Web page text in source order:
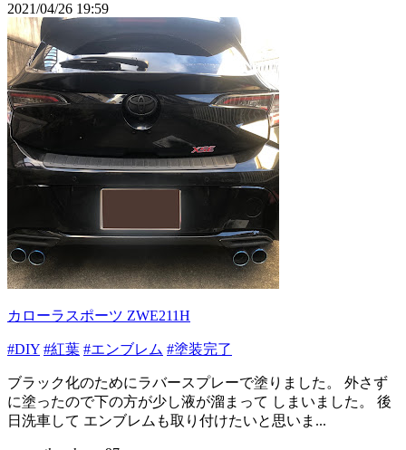
2021/04/26 19:59
カローラスポーツ ZWE211H
#DIY #紅葉 #エンブレム #塗装完了
ブラック化のためにラバースプレーで塗りました。 外さず
に塗ったので下の方が少し液が溜まって しまいました。 後
日洗車して エンブレムも取り付けたいと思いま...